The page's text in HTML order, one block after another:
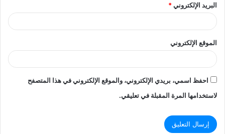
البريد الإلكتروني*
الموقع الإلكتروني
احفظ اسمي، بريدي الإلكتروني، والموقع الإلكتروني في هذا المتصفح
لاستخدامها المرة المقبلة في تعليقي.